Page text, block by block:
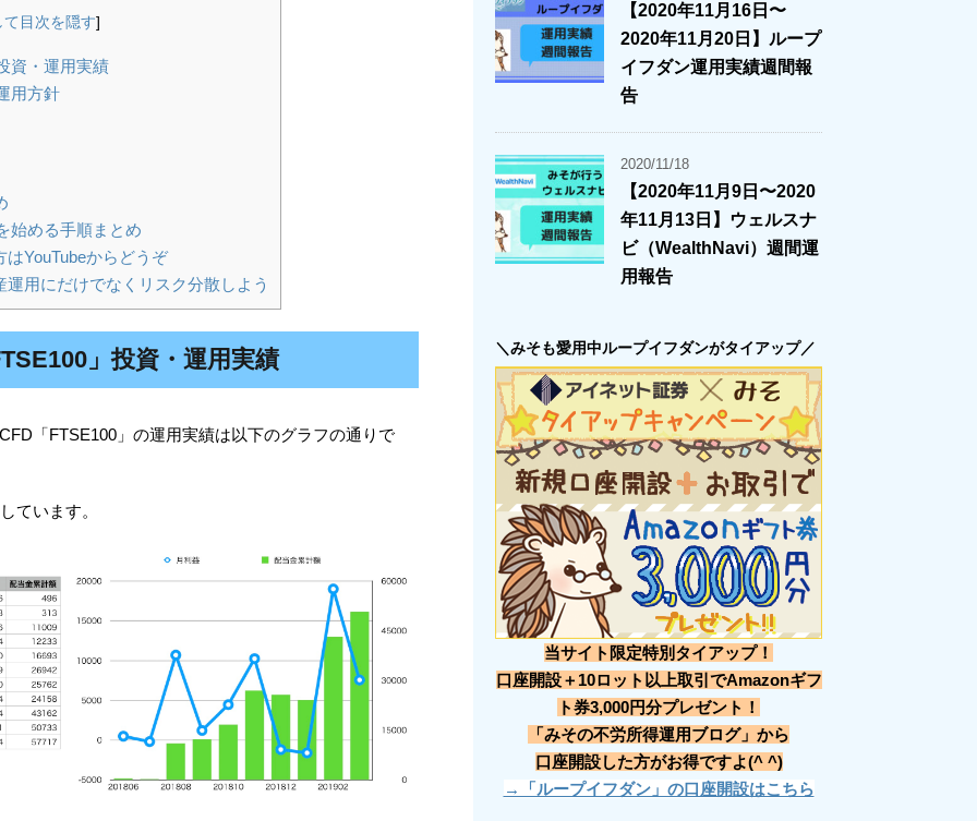
て目次を隠す]
資・運用実績
用方針
始める手順まとめ
YouTubeからどうぞ
用にだけでなくリスク分散しよう
」投資・運用実績
「FTSE100」の運用実績は以下のグラフの通りで
ています。
【2020年11月16日〜
2020年11月20日】ループ
イフダン運用実績週間報
告
2020/11/18
【2020年11月9日〜2020
年11月13日】ウェルスナ
ビ（WealthNavi）週間運
用報告
＼みそも愛用中ループイフダンがタイアップ／
当サイト限定特別タイアップ！
口座開設＋10ロット以上取引でAmazonギフ
ト券3,000円分プレゼント！
「みその不労所得運用ブログ」から
口座開設した方がお得ですよ(^ ^)
→「ループイフダン」の口座開設はこちら